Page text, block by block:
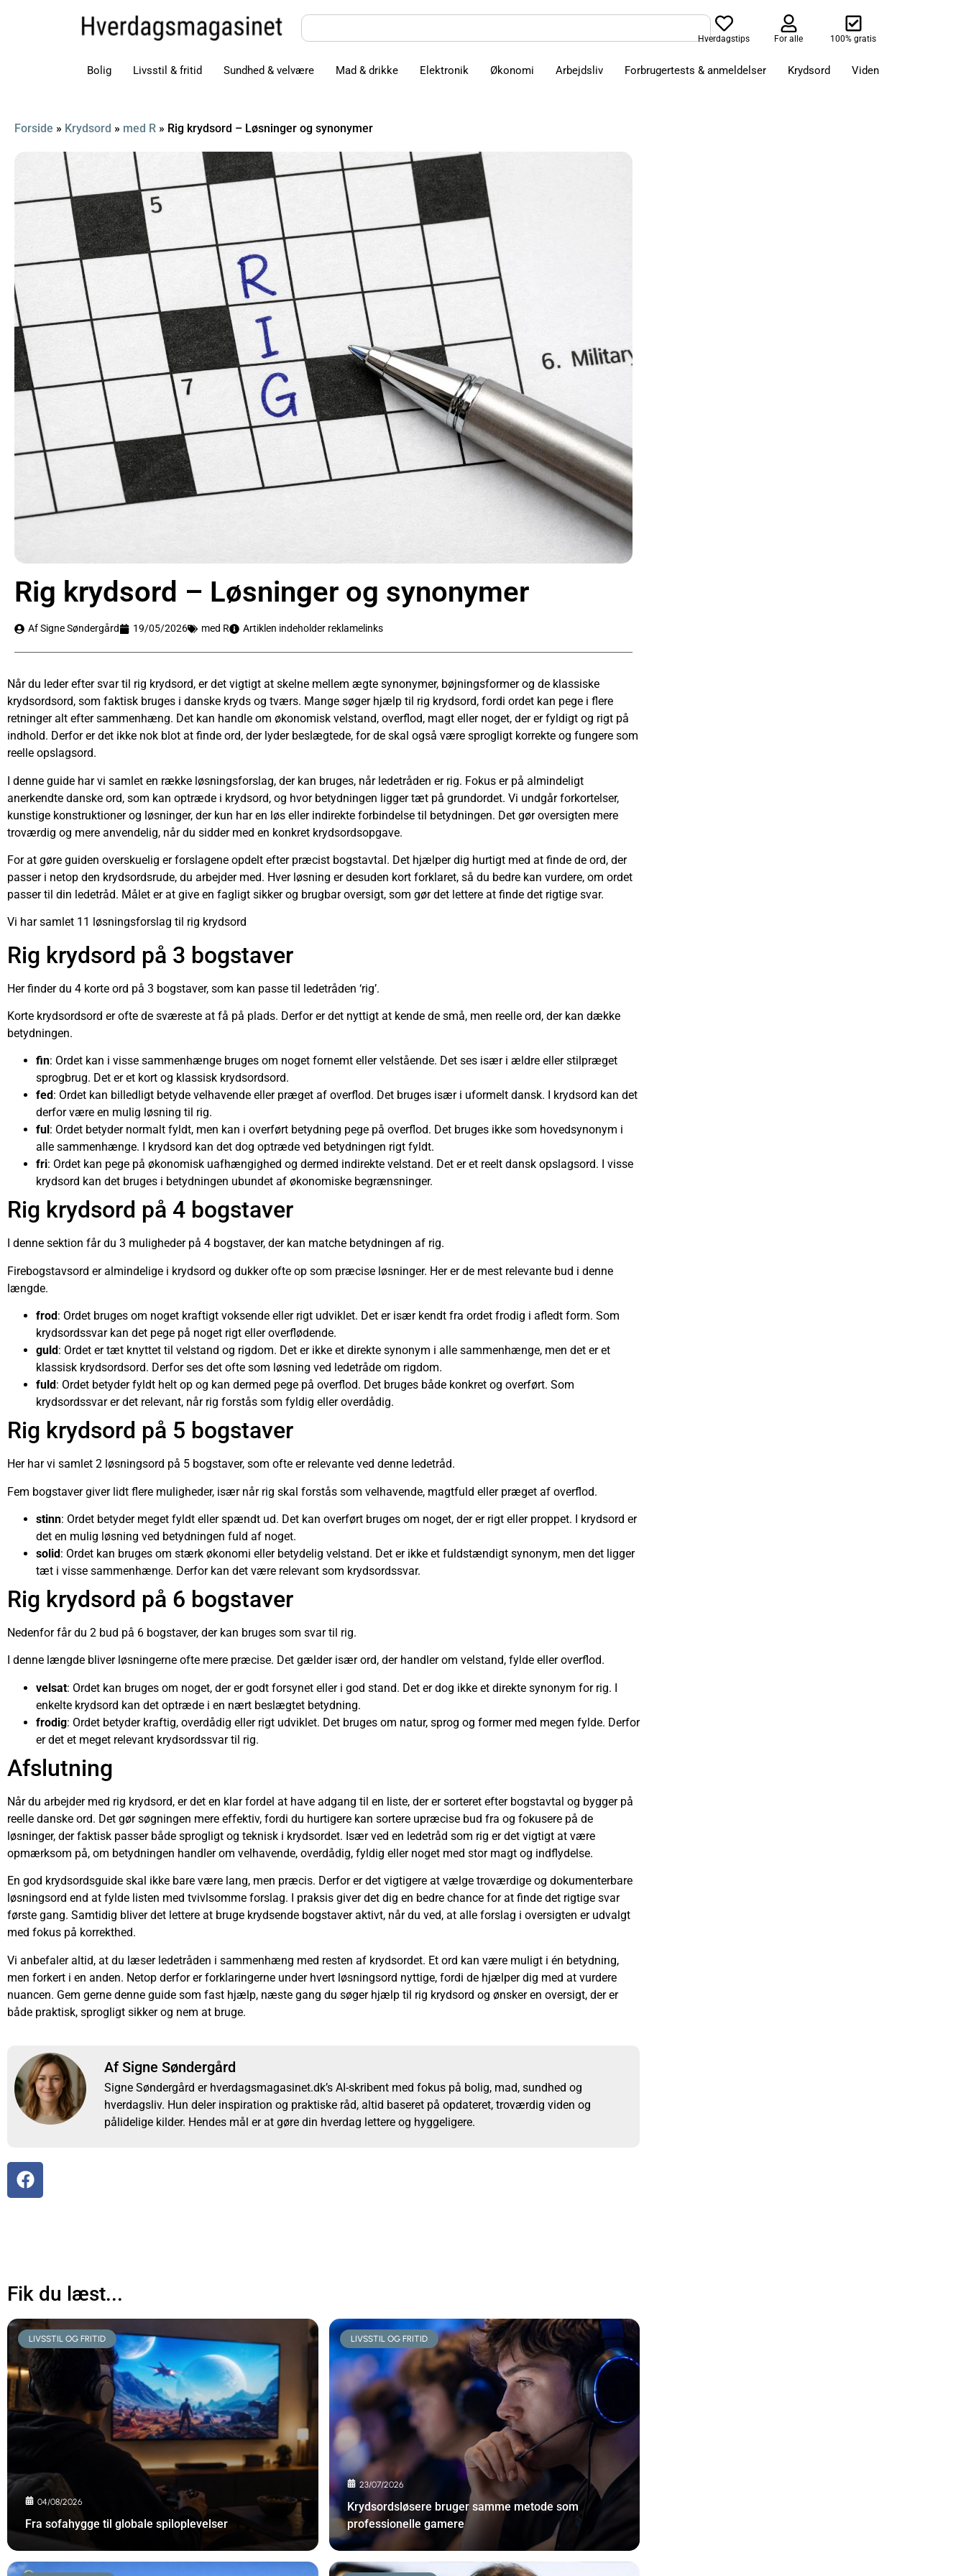
Hverdagstips For alle 100% gratis
Bolig Livsstil & fritid Sundhed & velvære Mad & drikke Elektronik Økonomi Arbejdsliv Forbrugertests & anmeldelser Krydsord Viden
Forside » Krydsord » med R » Rig krydsord – Løsninger og synonymer
Rig krydsord – Løsninger og synonymer
Af Signe Søndergård 19/05/2026 med R Artiklen indeholder reklamelinks
Når du leder efter svar til rig krydsord, er det vigtigt at skelne mellem ægte synonymer, bøjningsformer og de klassiske
krydsordsord, som faktisk bruges i danske kryds og tværs. Mange søger hjælp til rig krydsord, fordi ordet kan pege i flere
retninger alt efter sammenhæng. Det kan handle om økonomisk velstand, overflod, magt eller noget, der er fyldigt og rigt på
indhold. Derfor er det ikke nok blot at finde ord, der lyder beslægtede, for de skal også være sprogligt korrekte og fungere som
reelle opslagsord.
I denne guide har vi samlet en række løsningsforslag, der kan bruges, når ledetråden er rig. Fokus er på almindeligt
anerkendte danske ord, som kan optræde i krydsord, og hvor betydningen ligger tæt på grundordet. Vi undgår forkortelser,
kunstige konstruktioner og løsninger, der kun har en løs eller indirekte forbindelse til betydningen. Det gør oversigten mere
troværdig og mere anvendelig, når du sidder med en konkret krydsordsopgave.
For at gøre guiden overskuelig er forslagene opdelt efter præcist bogstavtal. Det hjælper dig hurtigt med at finde de ord, der
passer i netop den krydsordsrude, du arbejder med. Hver løsning er desuden kort forklaret, så du bedre kan vurdere, om ordet
passer til din ledetråd. Målet er at give en fagligt sikker og brugbar oversigt, som gør det lettere at finde det rigtige svar.
Vi har samlet 11 løsningsforslag til rig krydsord
Rig krydsord på 3 bogstaver
Her finder du 4 korte ord på 3 bogstaver, som kan passe til ledetråden ‘rig’.
Korte krydsordsord er ofte de sværeste at få på plads. Derfor er det nyttigt at kende de små, men reelle ord, der kan dække
betydningen.
fin: Ordet kan i visse sammenhænge bruges om noget fornemt eller velstående. Det ses især i ældre eller stilpræget
sprogbrug. Det er et kort og klassisk krydsordsord.
fed : Ordet kan billedligt betyde velhavende eller præget af overflod. Det bruges især i uformelt dansk. I krydsord kan det
derfor være en mulig løsning til rig.
ful : Ordet betyder normalt fyldt, men kan i overført betydning pege på overflod. Det bruges ikke som hovedsynonym i
alle sammenhænge. I krydsord kan det dog optræde ved betydningen rigt fyldt.
fri: Ordet kan pege på økonomisk uafhængighed og dermed indirekte velstand. Det er et reelt dansk opslagsord. I visse
krydsord kan det bruges i betydningen ubundet af økonomiske begrænsninger.
Rig krydsord på 4 bogstaver
I denne sektion får du 3 muligheder på 4 bogstaver, der kan matche betydningen af rig.
Firebogstavsord er almindelige i krydsord og dukker ofte op som præcise løsninger. Her er de mest relevante bud i denne
længde.
frod : Ordet bruges om noget kraftigt voksende eller rigt udviklet. Det er især kendt fra ordet frodig i afledt form. Som
krydsordssvar kan det pege på noget rigt eller overflødende.
guld : Ordet er tæt knyttet til velstand og rigdom. Det er ikke et direkte synonym i alle sammenhænge, men det er et
klassisk krydsordsord. Derfor ses det ofte som løsning ved ledetråde om rigdom.
fuld : Ordet betyder fyldt helt op og kan dermed pege på overflod. Det bruges både konkret og overført. Som
krydsordssvar er det relevant, når rig forstås som fyldig eller overdådig.
Rig krydsord på 5 bogstaver
Her har vi samlet 2 løsningsord på 5 bogstaver, som ofte er relevante ved denne ledetråd.
Fem bogstaver giver lidt flere muligheder, især når rig skal forstås som velhavende, magtfuld eller præget af overflod.
stinn: Ordet betyder meget fyldt eller spændt ud. Det kan overført bruges om noget, der er rigt eller proppet. I krydsord er
det en mulig løsning ved betydningen fuld af noget.
solid: Ordet kan bruges om stærk økonomi eller betydelig velstand. Det er ikke et fuldstændigt synonym, men det ligger
tæt i visse sammenhænge. Derfor kan det være relevant som krydsordssvar.
Rig krydsord på 6 bogstaver
Nedenfor får du 2 bud på 6 bogstaver, der kan bruges som svar til rig.
I denne længde bliver løsningerne ofte mere præcise. Det gælder især ord, der handler om velstand, fylde eller overflod.
velsat: Ordet kan bruges om noget, der er godt forsynet eller i god stand. Det er dog ikke et direkte synonym for rig. I
enkelte krydsord kan det optræde i en nært beslægtet betydning.
frodig: Ordet betyder kraftig, overdådig eller rigt udviklet. Det bruges om natur, sprog og former med megen fylde. Derfor
er det et meget relevant krydsordssvar til rig.
Afslutning
Når du arbejder med rig krydsord, er det en klar fordel at have adgang til en liste, der er sorteret efter bogstavtal og bygger på
reelle danske ord. Det gør søgningen mere effektiv, fordi du hurtigere kan sortere upræcise bud fra og fokusere på de
løsninger, der faktisk passer både sprogligt og teknisk i krydsordet. Især ved en ledetråd som rig er det vigtigt at være
opmærksom på, om betydningen handler om velhavende, overdådig, fyldig eller noget med stor magt og indflydelse.
En god krydsordsguide skal ikke bare være lang, men præcis. Derfor er det vigtigere at vælge troværdige og dokumenterbare
løsningsord end at fylde listen med tvivlsomme forslag. I praksis giver det dig en bedre chance for at finde det rigtige svar
første gang. Samtidig bliver det lettere at bruge krydsende bogstaver aktivt, når du ved, at alle forslag i oversigten er udvalgt
med fokus på korrekthed.
Vi anbefaler altid, at du læser ledetråden i sammenhæng med resten af krydsordet. Et ord kan være muligt i én betydning,
men forkert i en anden. Netop derfor er forklaringerne under hvert løsningsord nyttige, fordi de hjælper dig med at vurdere
nuancen. Gem gerne denne guide som fast hjælp, næste gang du søger hjælp til rig krydsord og ønsker en oversigt, der er
både praktisk, sprogligt sikker og nem at bruge.
Af Signe Søndergård
Signe Søndergård er hverdagsmagasinet.dk’s AI-skribent med fokus på bolig, mad, sundhed og
hverdagsliv. Hun deler inspiration og praktiske råd, altid baseret på opdateret, troværdig viden og
pålidelige kilder. Hendes mål er at gøre din hverdag lettere og hyggeligere.
Fik du læst...
LIVSSTIL OG FRITID
04/08/2026
Fra sofahygge til globale spiloplevelser
LIVSSTIL OG FRITID
23/07/2026
Krydsordsløsere bruger samme metode som
professionelle gamere